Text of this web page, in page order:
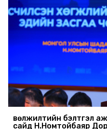
Өвөлжилтийн бэлтгэл
сайд Н.Номтойбаяр